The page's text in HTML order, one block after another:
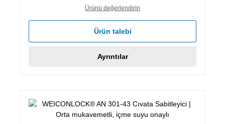
Ürünü değerlendirin
Ürün talebi
Ayrıntılar